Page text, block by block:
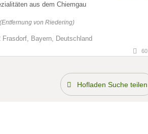
aus dem Chiemgau
(Entfernung von Riedering)
Frasdorf, Bayern, Deutschland
60
Hofladen Suche teilen